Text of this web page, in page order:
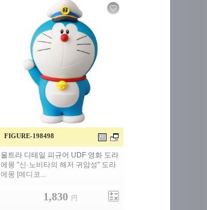
FIGURE-198498
울트라 디테일 피규어 UDF 영화 도라
에몽 "신·노비타의 해저 귀암성" 도라
에몽 [메디코...
1,830 円